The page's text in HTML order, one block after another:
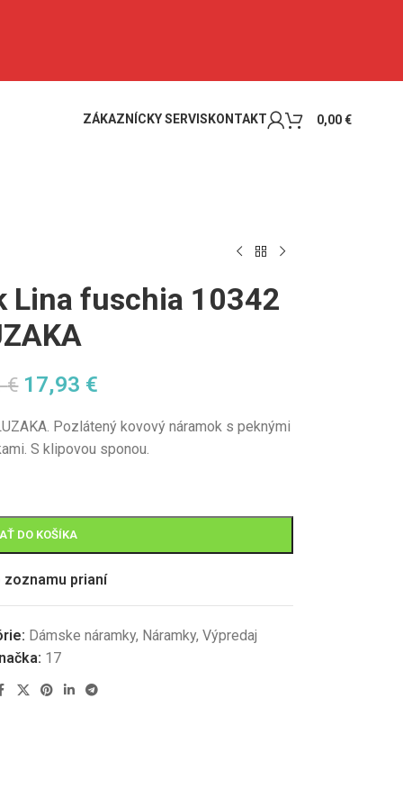
ZÁKAZNÍCKY SERVIS KONTAKT 0,00€
Lina fuschia 10342
€ 17,93 €
Pozlátený kovový náramok s peknými
S klipovou sponou.
DO KOŠÍKA
zoznamu prianí
Dámske náramky, Náramky, Výpredaj
17